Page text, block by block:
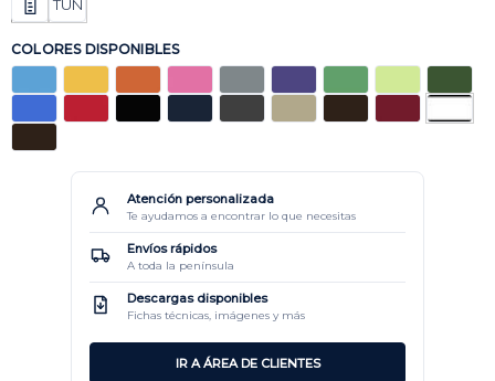
TUN
COLORES DISPONIBLES
Atención personalizada
Te ayudamos a encontrar lo que necesitas
Envíos rápidos
A toda la península
Descargas disponibles
Fichas técnicas, imágenes y más
IR A ÁREA DE CLIENTES